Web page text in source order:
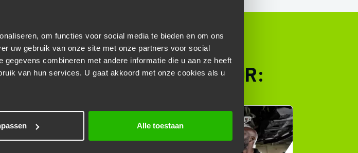
om functies voor social media te bieden en om ons
uw gebruik van onze site met onze partners voor social
combineren met andere informatie die u aan ze heeft
van hun services. U gaat akkoord met onze cookies als u
Alle toestaan
KUN JE TERECHT VOOR: